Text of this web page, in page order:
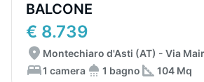
BALCONE
€ 8.739
Montechiaro d'Asti (AT) - Via
1 camera
1 bagno 104 Mq